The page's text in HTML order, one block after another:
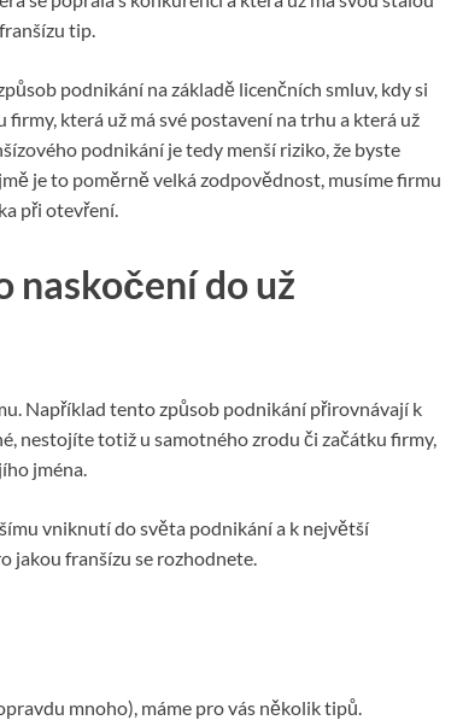
tip.
podnikání na základě licenčních smluv, kdy si
která už má své postavení na trhu a která už
podnikání je tedy menší riziko, že byste
je to poměrně velká zodpovědnost, musíme firmu
při otevření.
naskočení do už
Například tento způsob podnikání přirovnávají k
nestojíte totiž u samotného zrodu či začátku firmy,
jména.
vniknutí do světa podnikání a k největší
jakou franšízu se rozhodnete.
mnoho), máme pro vás několik tipů.